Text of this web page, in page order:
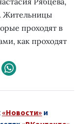
Жительницы
проходят в
как проходят
«Новости» и